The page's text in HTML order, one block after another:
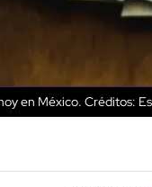
en México. Créditos: